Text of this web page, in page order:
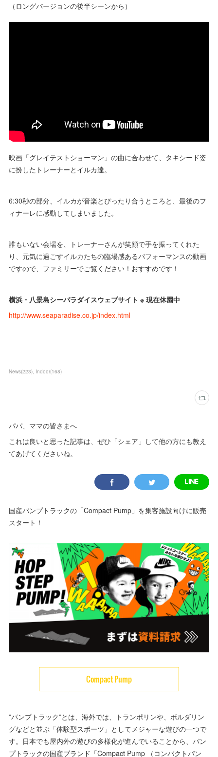
（ロングバージョンの後半シーンから）
映画「グレイテストショーマン」の曲に合わせて、タキシード姿
に扮したトレーナーとイルカ達。
6:30秒の部分、イルカが音楽とぴったり合うところと、最後のフ
ィナーレに感動してしまいました。
誰もいない会場を、トレーナーさんが笑顔で手を振ってくれた
り、元気に過ごすイルカたちの臨場感あるパフォーマンスの動画
ですので、ファミリーでご覧ください！おすすめです！
横浜・八景島シーパラダイスウェブサイト ※ 現在休園中
http://www.seaparadise.co.jp/index.html
News(223) Indoor(168)
パパ、ママの皆さまへ
これは良いと思った記事は、ぜひ「シェア」して他の方にも教え
てあげてくださいね。
国産パンプトラックの「Compact Pump」を集客施設向けに販売
スタート！
Compact Pump
”パンプトラック”とは、海外では、トランポリンや、ボルダリン
グなどと並ぶ「体験型スポーツ」としてメジャーな遊びの一つで
す。日本でも屋内外の遊びの多様化が進んでいることから、パン
プトラックの国産ブランド「Compact Pump （コンパクトパン